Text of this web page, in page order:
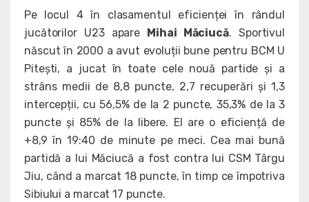
Pe locul 4 în clasamentul eficienței în rândul
jucătorilor U23 apare
Mihai Măciucă. Sportivul
născut în 2000 a avut evoluții bune pentru BCM U
Pitești, a jucat în toate cele nouă partide și a
strâns medii de 8,8 puncte, 2,7 recuperări și 1,3
intercepții, cu 56,5% de la 2 puncte, 35,3% de la 3
puncte și 85% de la libere. El are o eficiență de
+8,9 în 19:40 de minute pe meci. Cea mai bună
partidă a lui Măciucă a fost contra lui CSM Târgu
Jiu, când a marcat 18 puncte, în timp ce împotriva
Sibiului a marcat 17 puncte.